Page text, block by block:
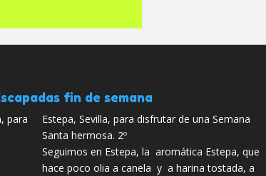
fin de semana
Estepa, Sevilla, para disfrutar de una Semana
Santa hermosa. 2º
Seguimos en Estepa, la aromática Estepa, que
hace poco olia a canela y a harina tostada, a